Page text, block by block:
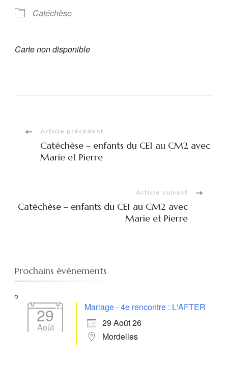
Catéchèse
Carte non disponible
Navigation
d'article
Article précédent
Catéchèse – enfants du CE1 au CM2 avec
Marie et Pierre
Article suivant
Catéchèse – enfants du CE1 au CM2 avec
Marie et Pierre
Prochains évènements
29
Août
Mariage - 4e rencontre : L'AFTER
29 Août 26
Mordelles